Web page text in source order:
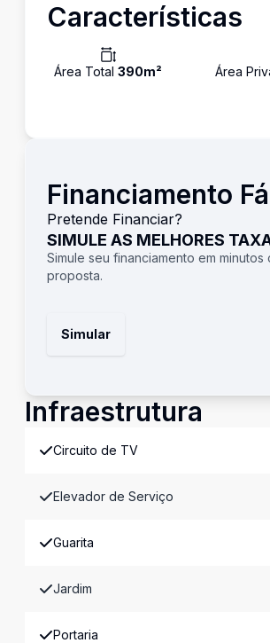
Características
Área Total 390m² Área
Financiamento
Pretende Financiar?
SIMULE AS MELHORES
Simule seu financiamento em
proposta.
Simular
Infraestrutura
Circuito de TV
Elevador de Serviço
Guarita
Jardim
Portaria